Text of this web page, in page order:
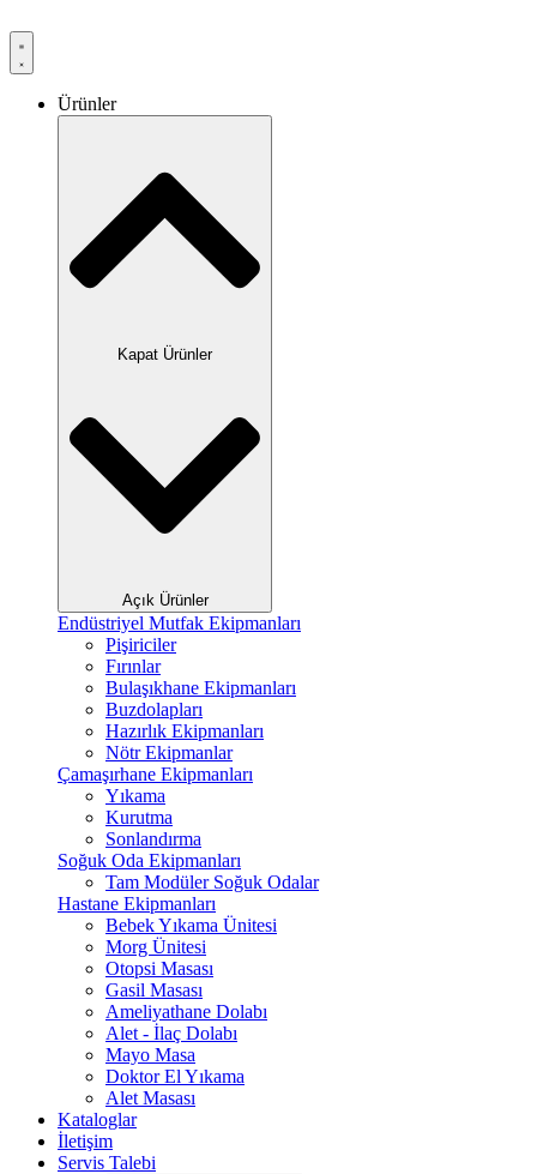
Ürünler
Kapat Ürünler
Açık Ürünler
Endüstriyel Mutfak Ekipmanları
Pişiriciler
Fırınlar
Bulaşıkhane Ekipmanları
Buzdolapları
Hazırlık Ekipmanları
Nötr Ekipmanlar
Çamaşırhane Ekipmanları
Yıkama
Kurutma
Sonlandırma
Soğuk Oda Ekipmanları
Tam Modüler Soğuk Odalar
Hastane Ekipmanları
Bebek Yıkama Ünitesi
Morg Ünitesi
Otopsi Masası
Gasil Masası
Ameliyathane Dolabı
Alet - İlaç Dolabı
Mayo Masa
Doktor El Yıkama
Alet Masası
Kataloglar
İletişim
Servis Talebi